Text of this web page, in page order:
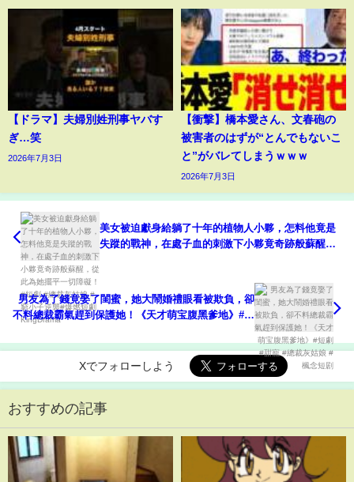
【ドラマ】夫婦別姓刑事ヤバす
ぎ…笑
2026年7月3日
【衝撃】橋本愛さん、文春砲の
被害者のはずが“とんでもないこ
と”がバレてしまうｗｗｗ
2026年7月3日
美女被迫獻身給躺了十年的植物人小夥，怎料他竟是
失蹤的戰神，在處子血的刺激下小夥竟奇跡般蘇醒，
男友為了錢竟娶了閨蜜，她大鬧婚禮眼看被欺負，卻
不料總裁霸氣趕到保護她！《天才萌宝腹黑爹地》#短
Xでフォローしよう
おすすめの記事